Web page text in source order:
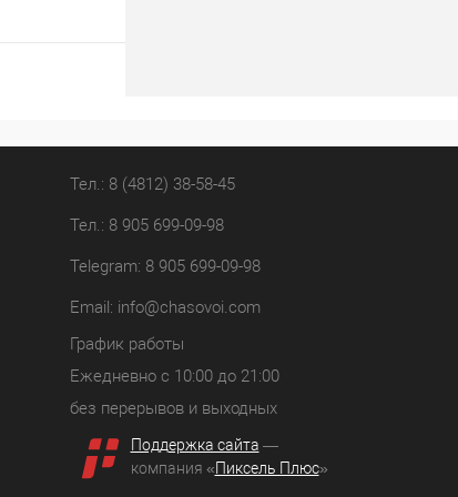
К сравнению
В наличииТел.: 8 (4812) 38-58-45
Тел.: 8 905 699-09-98
Telegram: 8 905 699-09-98
Email: info@chasovoi.com
График работы
Ежедневно с 10:00 до 21:00
без перерывов и выходных
Поддержка сайта —
компания «Пиксель Плюс»